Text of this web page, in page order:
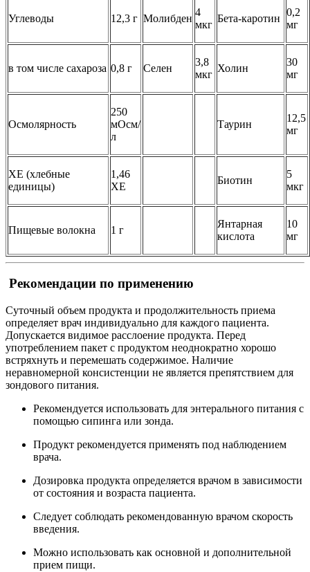
Углеводы 12,3 г Молибден
4
мкг
Бета-каротин
0,2
мг
в том числе сахароза 0,8 г Селен
3,8
мкг
Холин
30
мг
Осмолярность
250
мОсм/
л
Таурин
12,5
мг
ХЕ (хлебные
единицы)
1,46
ХЕ
Биотин
5
мкг
Пищевые волокна 1 г
Янтарная
кислота
10
мг
Рекомендации по применению
Суточный объем продукта и продолжительность приема
определяет врач индивидуально для каждого пациента.
Допускается видимое расслоение продукта. Перед
употреблением пакет с продуктом неоднократно хорошо
встряхнуть и перемешать содержимое. Наличие
неравномерной консистенции не является препятствием для
зондового питания.
Рекомендуется использовать для энтерального питания с
помощью сипинга или зонда.
Продукт рекомендуется применять под наблюдением
врача.
Дозировка продукта определяется врачом в зависимости
от состояния и возраста пациента.
Следует соблюдать рекомендованную врачом скорость
введения.
Можно использовать как основной и дополнительной
прием пищи.